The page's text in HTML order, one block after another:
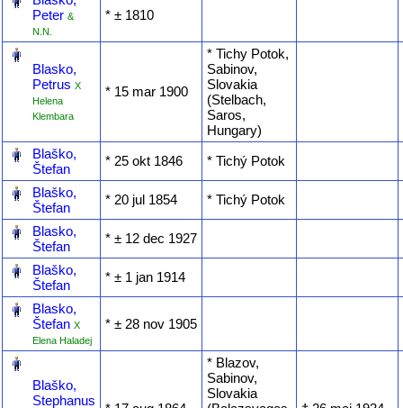
Peter &
N.N.
* ‎± 1810
Blasko,
Petrus X
Helena
Klembara
* ‎15 mar 1900
* Tichy Potok,
Sabinov,
Slovakia
(Stelbach,
Saros,
Hungary)
Blaško,
Štefan
* ‎25 okt 1846 * Tichý Potok
Blaško,
Štefan
* ‎20 jul 1854 * Tichý Potok
Blasko,
Štefan
* ‎± 12 dec 1927
Blaško,
Štefan
* ‎± 1 jan 1914
Blasko,
Štefan X
Elena Haladej
* ‎± 28 nov 1905
Blaško,
Stephanus
* Blazov,
Sabinov,
Slovakia